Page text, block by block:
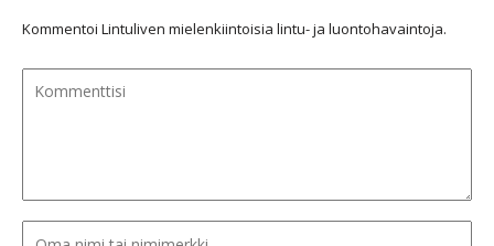
Kommentoi Lintuliven mielenkiintoisia lintu- ja luontohavaintoja.